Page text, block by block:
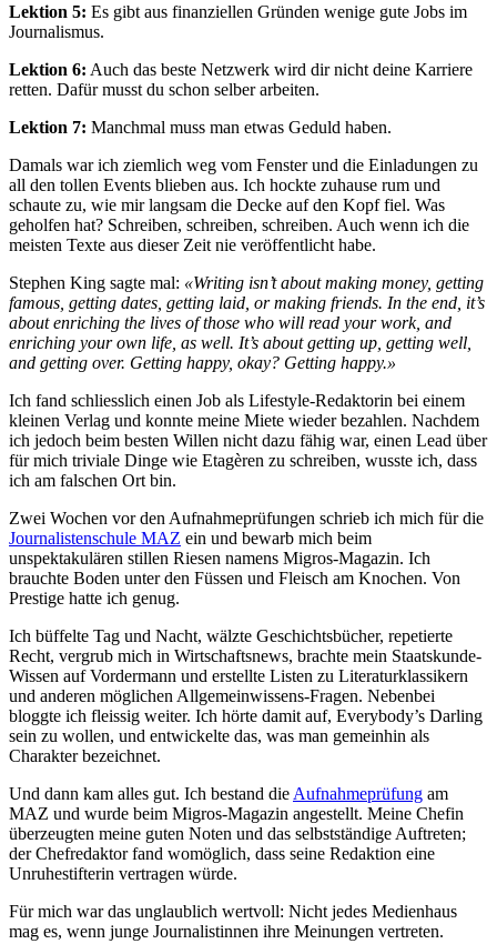
Lektion 5: Es gibt aus finanziellen Gründen wenige gute Jobs im
Journalismus.
Lektion 6: Auch das beste Netzwerk wird dir nicht deine Karriere
retten. Dafür musst du schon selber arbeiten.
Lektion 7: Manchmal muss man etwas Geduld haben.
Damals war ich ziemlich weg vom Fenster und die Einladungen zu
all den tollen Events blieben aus. Ich hockte zuhause rum und
schaute zu, wie mir langsam die Decke auf den Kopf fiel. Was
geholfen hat? Schreiben, schreiben, schreiben. Auch wenn ich die
meisten Texte aus dieser Zeit nie veröffentlicht habe.
Stephen King sagte mal: «Writing isn’t about making money, getting
famous, getting dates, getting laid, or making friends. In the end, it’s
about enriching the lives of those who will read your work, and
enriching your own life, as well. It’s about getting up, getting well,
and getting over. Getting happy, okay? Getting happy.»
Ich fand schliesslich einen Job als Lifestyle-Redaktorin bei einem
kleinen Verlag und konnte meine Miete wieder bezahlen. Nachdem
ich jedoch beim besten Willen nicht dazu fähig war, einen Lead über
für mich triviale Dinge wie Etagèren zu schreiben, wusste ich, dass
ich am falschen Ort bin.
Zwei Wochen vor den Aufnahmeprüfungen schrieb ich mich für die
Journalistenschule MAZ ein und bewarb mich beim
unspektakulären stillen Riesen namens Migros-Magazin. Ich
brauchte Boden unter den Füssen und Fleisch am Knochen. Von
Prestige hatte ich genug.
Ich büffelte Tag und Nacht, wälzte Geschichtsbücher, repetierte
Recht, vergrub mich in Wirtschaftsnews, brachte mein Staatskunde-
Wissen auf Vordermann und erstellte Listen zu Literaturklassikern
und anderen möglichen Allgemeinwissens-Fragen. Nebenbei
bloggte ich fleissig weiter. Ich hörte damit auf, Everybody’s Darling
sein zu wollen, und entwickelte das, was man gemeinhin als
Charakter bezeichnet.
Und dann kam alles gut. Ich bestand die Aufnahmeprüfung am
MAZ und wurde beim Migros-Magazin angestellt. Meine Chefin
überzeugten meine guten Noten und das selbstständige Auftreten;
der Chefredaktor fand womöglich, dass seine Redaktion eine
Unruhestifterin vertragen würde.
Für mich war das unglaublich wertvoll: Nicht jedes Medienhaus
mag es, wenn junge Journalistinnen ihre Meinungen vertreten.